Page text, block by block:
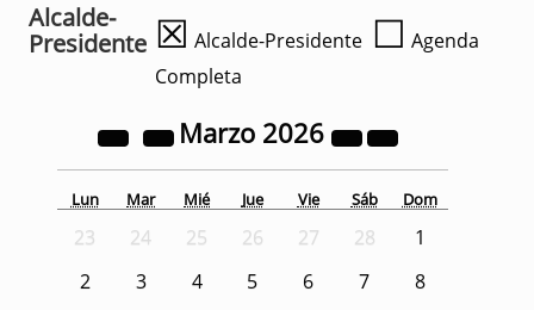
Alcalde-
Presidente ☒ Alcalde-Presidente ☐ Agenda
Completa
Marzo 2026
Lun Mar Mié Jue Vie Sáb Dom
23 24 25 26 27 28
1
2
3 4 5 6 7
8